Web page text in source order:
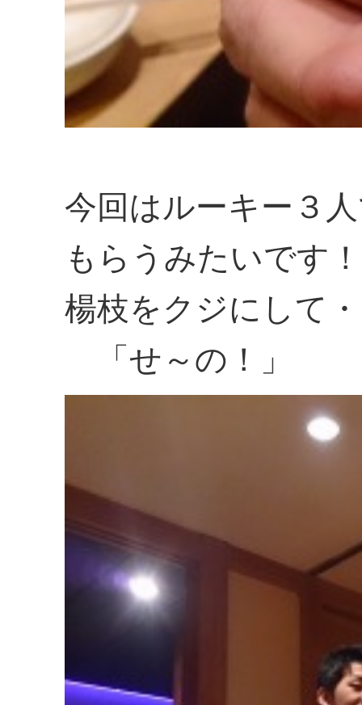
今回はルーキー３
もらうみたいです！
楊枝をクジにして
「せ～の！」